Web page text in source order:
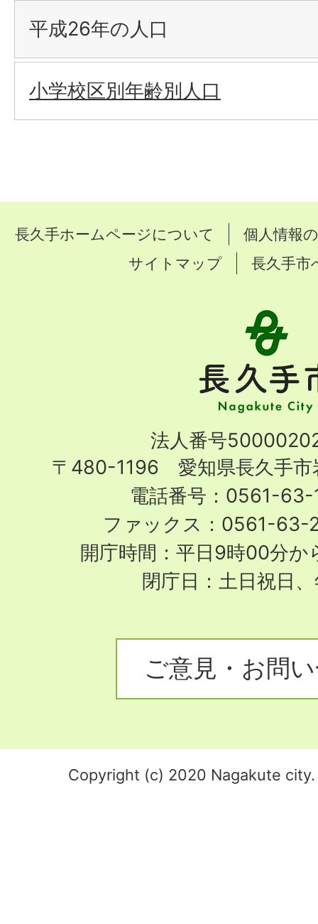
平成26年の人口
小学校区別年齢別人口
長久手ホームページについて
個人情報
サイトマップ
長久手市
手
市
City
法人番号
〒480-1196 愛知県長久手市
電話番号：0561-63-
ファックス：0561-63-
開庁時間：平日9時00分か
閉庁日：土日祝日
ご意見・お問
Copyright (c) 2020 Nagakute